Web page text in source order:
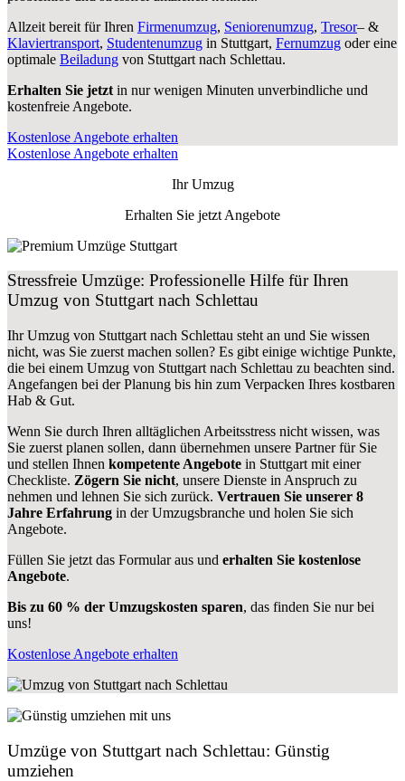
Allzeit bereit für Ihren Firmenumzug, Seniorenumzug, Tresor– &
Klaviertransport, Studentenumzug in Stuttgart, Fernumzug oder eine
optimale Beiladung von Stuttgart nach Schlettau.
Erhalten Sie jetzt in nur wenigen Minuten unverbindliche und
kostenfreie Angebote.
Kostenlose Angebote erhalten
Kostenlose Angebote erhalten
Ihr Umzug
Erhalten Sie jetzt Angebote
Stressfreie Umzüge: Professionelle Hilfe für Ihren
Umzug von Stuttgart nach Schlettau
Ihr Umzug von Stuttgart nach Schlettau steht an und Sie wissen
nicht, was Sie zuerst machen sollen? Es gibt einige wichtige Punkte,
die bei einem Umzug von Stuttgart nach Schlettau zu beachten sind.
Angefangen bei der Planung bis hin zum Verpacken Ihres kostbaren
Hab & Gut.
Wenn Sie durch Ihren alltäglichen Arbeitsstress nicht wissen, was
Sie zuerst planen sollen, dann übernehmen unsere Partner für Sie
und stellen Ihnen kompetente Angebote in Stuttgart mit einer
Checkliste. Zögern Sie nicht, unsere Dienste in Anspruch zu
nehmen und lehnen Sie sich zurück. Vertrauen Sie unserer 8
Jahre Erfahrung in der Umzugsbranche und holen Sie sich
Angebote.
Füllen Sie jetzt das Formular aus und erhalten Sie kostenlose
Angebote.
Bis zu 60 % der Umzugskosten sparen, das finden Sie nur bei
uns!
Kostenlose Angebote erhalten
Umzüge von Stuttgart nach Schlettau: Günstig
umziehen